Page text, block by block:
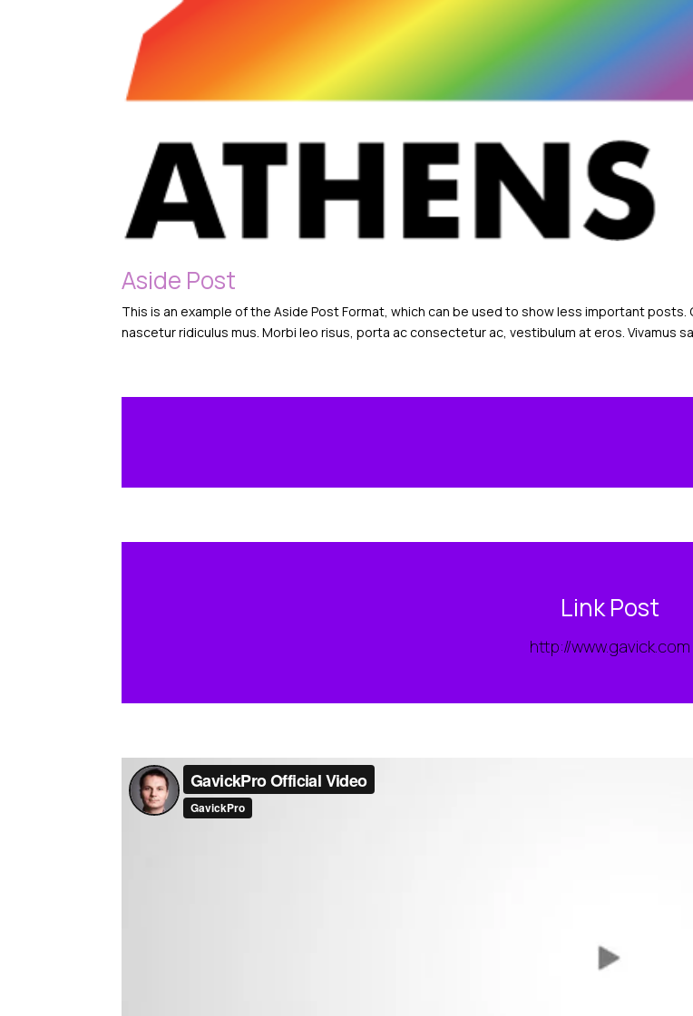
Aside Post
This is an example of the Aside Post Format, which can be used to show less important
nascetur ridiculus mus. Morbi leo risus, porta ac consectetur ac, vestibulum at eros. Vivamus
Link Post
http://www.gavick.com